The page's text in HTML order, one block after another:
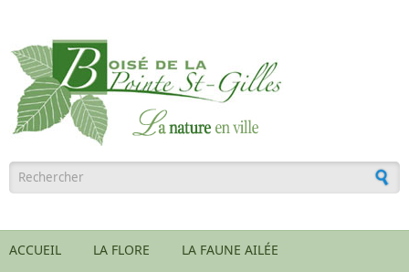
Formulaire de recherche
ACCUEIL LA FLORE LA FAUNE AILÉE